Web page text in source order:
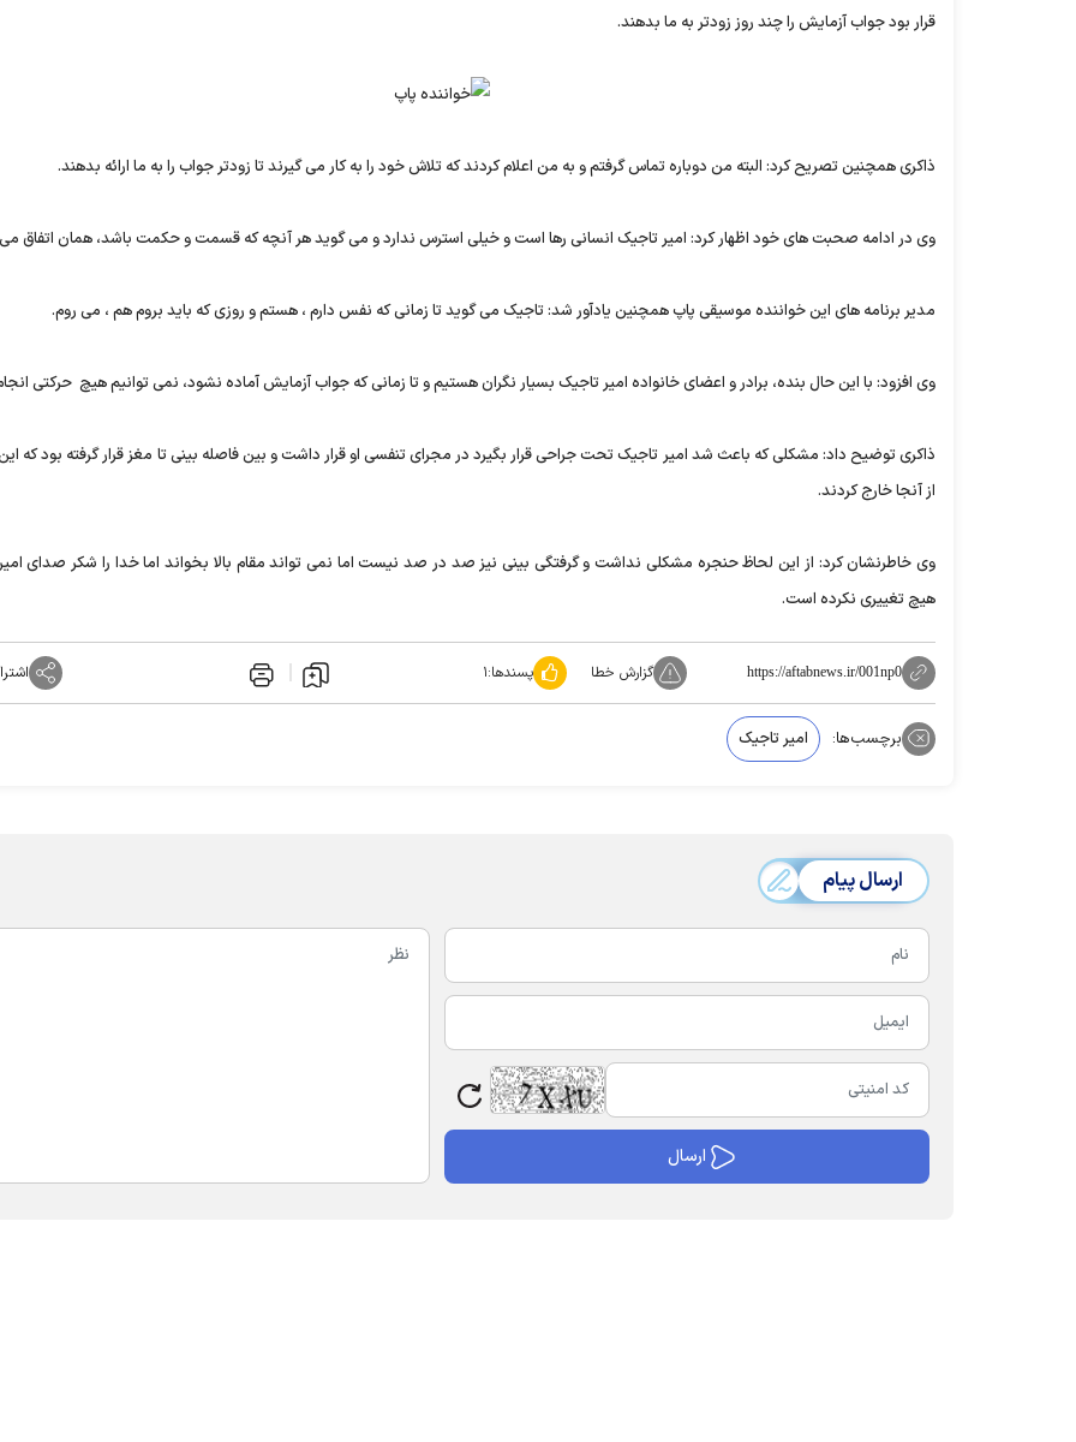
قرار بود جواب آزمایش را چند روز زودتر به ما بدهند.
ذاکری همچنین تصریح کرد: البته من دوباره تماس گرفتم و به من اعلام کردند که تلاش خود را به کار می گیرند تا زودتر جواب را به ما ارائه بدهند.
وی در ادامه صحبت های خود اظهار کرد: امیر تاجیک انسانی رها است و خیلی استرس ندارد و می گوید هر آنچه که قسمت و حکمت باشد، همان اتفاق می
مدیر برنامه های این خواننده موسیقی پاپ همچنین یادآور شد: تاجیک می گوید تا زمانی که نفس دارم ، هستم و روزی که باید بروم هم ، می روم.
وی افزود: با این حال بنده، ‌برادر و اعضای خانواده امیر تاجیک بسیار نگران هستیم و تا زمانی که جواب آزمایش آماده نشود، نمی توانیم هیچ حرکتی
ذاکری توضیح داد: مشکلی که باعث شد امیر تاجیک تحت جراحی قرار بگیرد در مجرای تنفسی او قرار داشت و بین فاصله بینی تا مغز قرار گرفته بود که
از آنجا خارج کردند.
وی خاطرنشان کرد: از این لحاظ حنجره مشکلی نداشت و گرفتگی بینی نیز صد در صد نیست اما نمی تواند مقام بالا بخواند اما خدا را شکر صدای
هیچ تغییری نکرده است.
https://aftabnews.ir/001np0 گزارش خطا پسندها:۱
برچسب‌ها: امیر تاجیک
ارسال پیام